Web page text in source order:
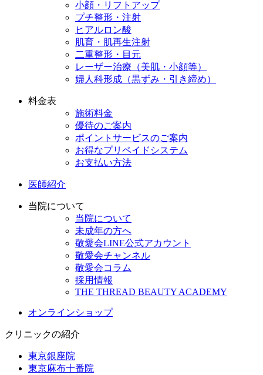
小顔・リフトアップ
プチ整形・注射
ヒアルロン酸
肌育・肌再生注射
二重整形・目元
レーザー治療（美肌・小顔等）
婦人科形成（黒ずみ・引き締め）
料金表
施術料金
優待のご案内
ポイントサービスのご案内
お得なプリペイドシステム
お支払い方法
医師紹介
当院について
当院について
未成年の方へ
敬愛会LINE公式アカウント
敬愛会チャンネル
敬愛会コラム
採用情報
THE THREAD BEAUTY ACADEMY
オンラインショップ
クリニックの紹介
東京銀座院
東京麻布十番院